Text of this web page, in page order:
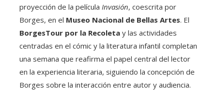
proyección de la película Invasión, coescrita por
Borges, en el Museo Nacional de Bellas Artes. El
BorgesTour por la Recoleta y las actividades
centradas en el cómic y la literatura infantil completan
una semana que reafirma el papel central del lector
en la experiencia literaria, siguiendo la concepción de
Borges sobre la interacción entre autor y audiencia.